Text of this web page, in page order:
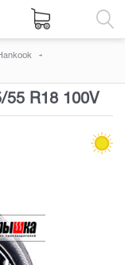
55 R18 100V